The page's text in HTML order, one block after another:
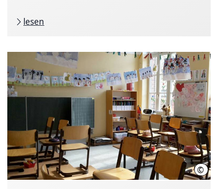
lesen
© LHH